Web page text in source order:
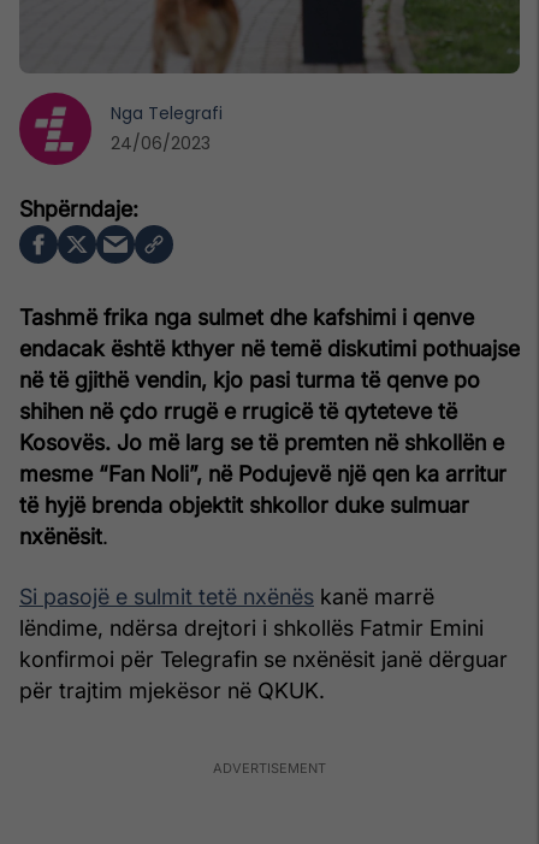
Tashmë frika nga sulmet dhe kafshimi i qenve
endacak është kthyer në temë diskutimi pothuajse
në të gjithë vendin, kjo pasi turma të qenve po
shihen në çdo rrugë e rrugicë të qyteteve të
Kosovës. Jo më larg se të premten në shkollën e
mesme “Fan Noli”, në Podujevë një qen ka arritur
të hyjë brenda objektit shkollor duke sulmuar
nxënësit.
Si pasojë e sulmit tetë nxënës kanë marrë
lëndime, ndërsa drejtori i shkollës Fatmir Emini
konfirmoi për Telegrafin se nxënësit janë dërguar
për trajtim mjekësor në QKUK.
Nga Telegrafi
24/06/2023